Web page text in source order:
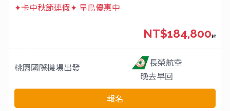
✦卡中秋節連假✦ 早鳥優惠中
桃園國際機場出發
長榮航空
晚去早回
NT$184,800起
報名